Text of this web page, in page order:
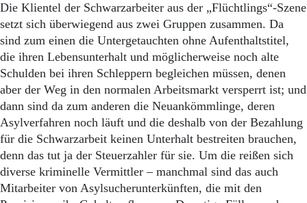
Mediadaten
Kontakt
Impressum
Datenschutz
Die Klientel der Schwarzarbeiter aus der „Flüchtlings“-Szene
setzt sich überwiegend aus zwei Gruppen zusammen. Da
sind zum einen die Untergetauchten ohne Aufenthaltstitel,
die ihren Lebensunterhalt und möglicherweise noch alte
Schulden bei ihren Schleppern begleichen müssen, denen
aber der Weg in den normalen Arbeitsmarkt versperrt ist; und
dann sind da zum anderen die Neuankömmlinge, deren
Asylverfahren noch läuft und die deshalb von der Bezahlung
für die Schwarzarbeit keinen Unterhalt bestreiten brauchen,
denn das tut ja der Steuerzahler für sie. Um die reißen sich
diverse kriminelle Vermittler – manchmal sind das auch
Mitarbeiter von Asylsucherunterkünften, die mit den